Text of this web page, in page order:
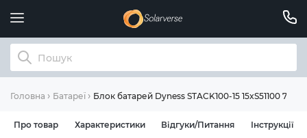
Головна Батареї Блок батарей Dyness STACK100-15 15xS51100
Про товар Характеристики Відгуки/Питання Інструкції